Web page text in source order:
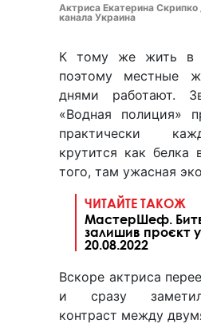
Актриса Екатерина
канала Украина
К тому же жить в
поэтому местные
днями работают.
«Водная полиция»
практически
крутится как белка
того, там ужасная
ЧИТАЙТЕ ТАКОЖ
МастерШеф.
залишив проєкт у
20.08.2022
Вскоре актриса
и сразу
контраст между